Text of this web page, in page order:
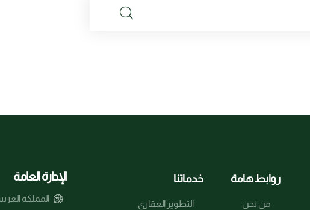
روابط هامة
من نحن
خدماتنا
التطوير العقاري
الإدارة العامة
المملكة